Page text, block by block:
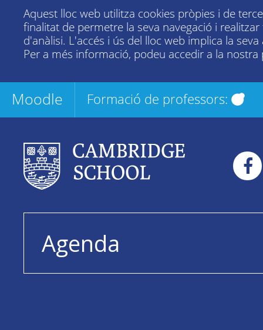
Aquest lloc web utilitza cookies pròpies i de
finalitat de permetre la seva navegació i realitzar
d'anàlisi. L'accés i ús del lloc web implica la seva
Per a més informació, podeu accedir a la nostra
Moodle Formació de professors:
Agenda